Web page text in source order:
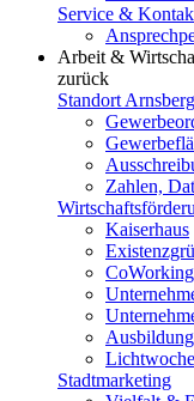
Service &
Arbeit &
zurück
Standort Arnsberg
Zahlen,
Kaiserhaus
Stadtmarketing